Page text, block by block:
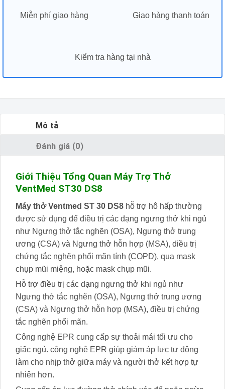
Miễn phí giao hàng Giao hàng thanh toán
Kiểm tra hàng tại nhà
Mô tả
Đánh giá (0)
Giới Thiệu Tổng Quan Máy Trợ Thở
VentMed ST30 DS8
Máy thở Ventmed ST 30 DS8 hỗ trợ hô hấp thường
được sử dụng để điều trị các dạng ngưng thở khi ngủ
như Ngưng thở tắc nghẽn (OSA), Ngưng thở trung
ương (CSA) và Ngưng thở hỗn hợp (MSA), diều trị
chứng tắc nghẽn phổi mãn tính (COPD), qua mask
chụp mũi miệng, hoặc mask chụp mũi.
Hỗ trợ điều trị các dạng ngưng thở khi ngủ như
Ngưng thở tắc nghẽn (OSA), Ngưng thở trung ương
(CSA) và Ngưng thở hỗn hợp (MSA), điều trị chứng
tắc nghẽn phổi mãn.
Công nghệ EPR cung cấp sự thoải mái tối ưu cho
giấc ngủ. công nghệ EPR giúp giảm áp lực tự động
làm cho nhịp thở giữa máy và người thở kết hợp tự
nhiên hơn.